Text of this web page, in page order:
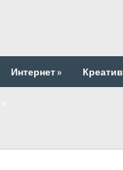
Интернет» Креатив